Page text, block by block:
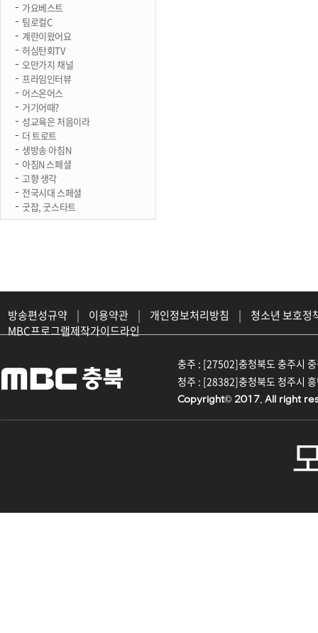
가요베스트
팀로컬C
계란이왔어요
허심탄회TV
오만가지 채널
프라임인터뷰
어스온어스
거기어때?
성교육은 처음이라
더 트로트
생방송 아침N
아침N 스페셜
고향 생각
전국시대 스페셜
굿잡, 굿스타트
방송편성규약 | 이용약관 | 개인정보처리방침 |
청소년 보호정
MBC프로그램제작가이드라인
충주 : [27502]충청북도 충주시
청주 : [28382]충청북도 청주시
Copyright© 2017. All right